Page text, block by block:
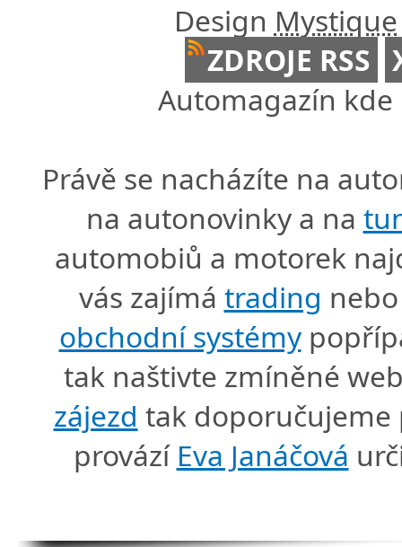
Design Mystique
ZDROJE RSS
Automagazín
Právě se nacházíte na
na autonovinky a na
automobiů a motorek
vás zajímá trading
obchodní systémy
tak naštivte zmíněné
zájezd tak doporučujeme
provází Eva Janáčová